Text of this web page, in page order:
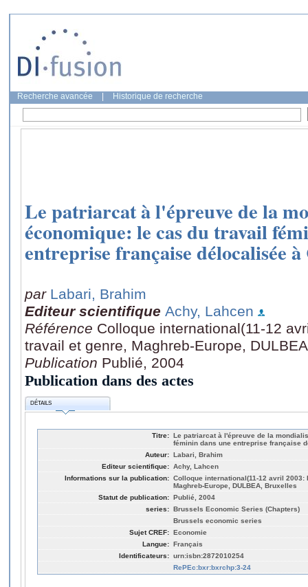
Recherche avancée Historique de recherche
Le patriarcat à l'épreuve de la
économique: le cas du travail
entreprise française délocalisée à
par Labari, Brahim
Editeur scientifique Achy, Lahcen
Référence Colloque international(11-12
travail et genre, Maghreb-Europe,
Publication Publié, 2004
Publication dans des actes
DÉTAILS
Titre: Le patriarcat à l'épreuve de la
féminin dans une entreprise française
Auteur: Labari, Brahim
Editeur scientifique: Achy, Lahcen
Informations sur la publication: Colloque international(11-12 avril 2003:
Maghreb-Europe, DULBEA, Bruxelles
Statut de publication: Publié, 2004
series: Brussels Economic Series (Chapters)
Brussels economic series
Sujet CREF: Economie
Langue: Français
Identificateurs: urn:isbn:2872010254
RePEc:bxr:bxrchp:3-24